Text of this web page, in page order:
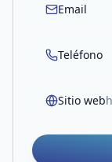
Email
Teléfono
Sitio web